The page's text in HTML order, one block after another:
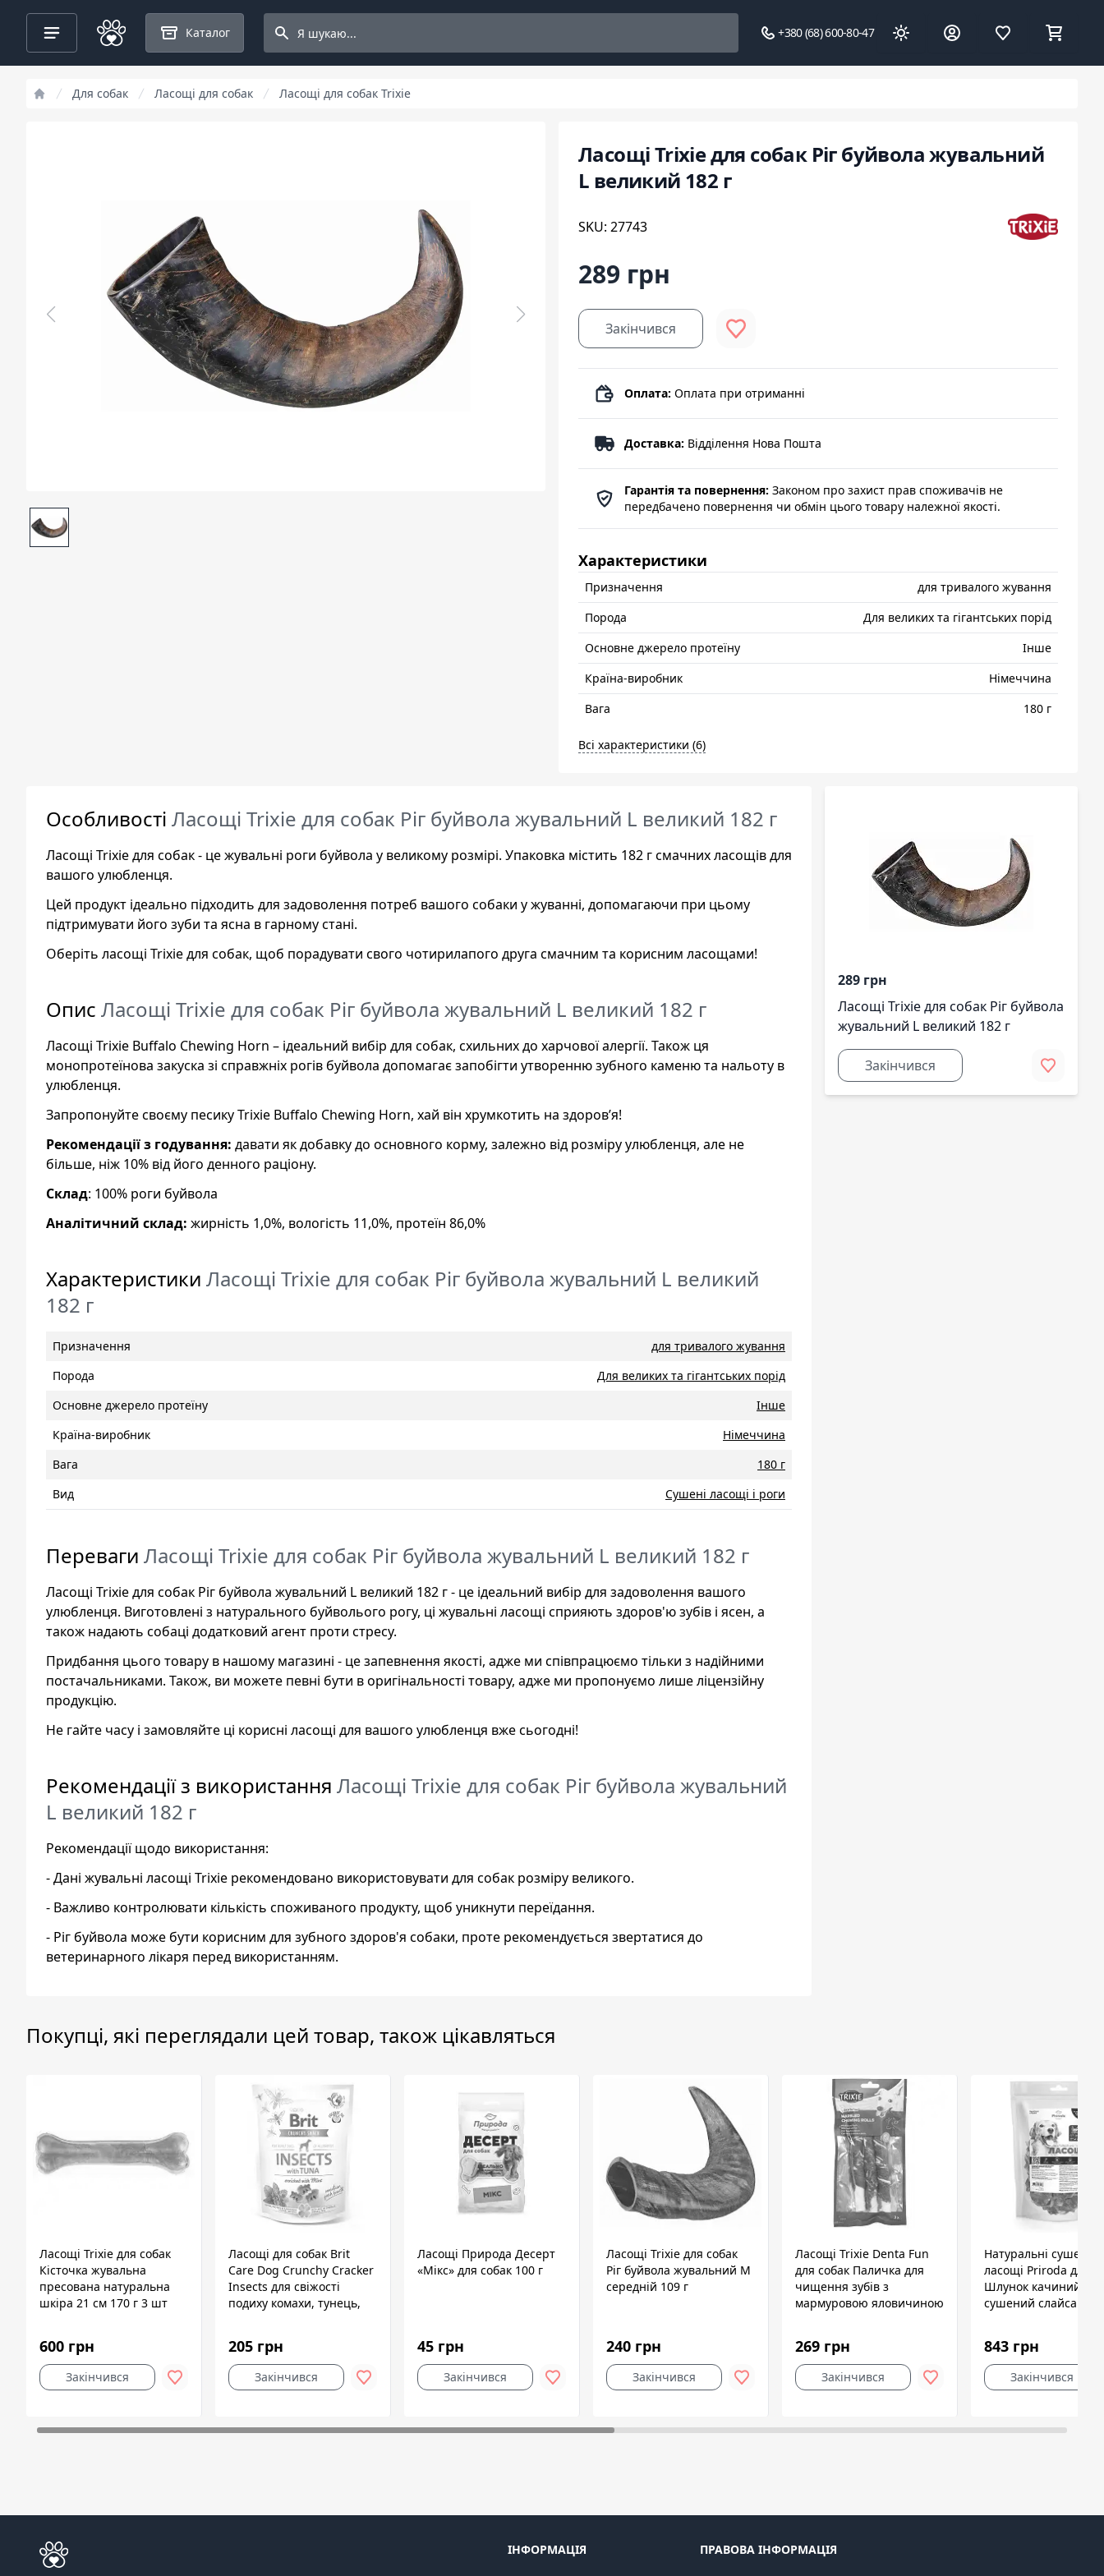
Каталог
Search projects
+380 (68) 600-80-47
Для собак Ласощі для собак Ласощі для собак Trixie
Ласощі Trixie для собак Ріг буйвола жувальний
L великий 182 г
SKU: 27743
289 грн
Закінчився
Оплата: Оплата при отриманні
Доставка: Відділення Нова Пошта
Гарантія та повернення: Законом про захист прав споживачів не
передбачено повернення чи обмін цього товару належної якості.
Характеристики
Призначення
для тривалого жування
Порода
Для великих та гігантських порід
Основне джерело протеїну
Інше
Країна-виробник
Нiмеччина
Вага
180 г
Всі характеристики (6)
Особливості Ласощі Trixie для собак Ріг буйвола жувальний L великий 182 г
Ласощі Trixie для собак - це жувальні роги буйвола у великому розмірі. Упаковка містить 182 г смачних ласощів для
вашого улюбленця.
Цей продукт ідеально підходить для задоволення потреб вашого собаки у жуванні, допомагаючи при цьому
підтримувати його зуби та ясна в гарному стані.
Оберіть ласощі Trixie для собак, щоб порадувати свого чотирилапого друга смачним та корисним ласощами!
Опис Ласощі Trixie для собак Ріг буйвола жувальний L великий 182 г
Ласощі Trixie Buffalo Chewing Horn – ідеальний вибір для собак, схильних до харчової алергії. Також ця
монопротеїнова закуска зі справжніх рогів буйвола допомагає запобігти утворенню зубного каменю та нальоту в
улюбленця.
Запропонуйте своєму песику Trixie Buffalo Chewing Horn, хай він хрумкотить на здоров’я!
Рекомендації з годування: давати як добавку до основного корму, залежно від розміру улюбленця, але не
більше, ніж 10% від його денного раціону.
Склад: 100% роги буйвола
Аналітичний склад: жирність 1,0%, вологість 11,0%, протеїн 86,0%
Характеристики Ласощі Trixie для собак Ріг буйвола жувальний L великий
182 г
Призначення
для тривалого жування
Порода
Для великих та гігантських порід
Основне джерело протеїну
Інше
Країна-виробник
Нiмеччина
Вага
180 г
Вид
Сушені ласощі і роги
Переваги Ласощі Trixie для собак Ріг буйвола жувальний L великий 182 г
Ласощі Trixie для собак Ріг буйвола жувальний L великий 182 г - це ідеальний вибір для задоволення вашого
улюбленця. Виготовлені з натурального буйволього рогу, ці жувальні ласощі сприяють здоров'ю зубів і ясен, а
також надають собаці додатковий агент проти стресу.
Придбання цього товару в нашому магазині - це запевнення якості, адже ми співпрацюємо тільки з надійними
постачальниками. Також, ви можете певні бути в оригінальності товару, адже ми пропонуємо лише ліцензійну
продукцію.
Не гайте часу і замовляйте ці корисні ласощі для вашого улюбленця вже сьогодні!
Рекомендації з використання Ласощі Trixie для собак Ріг буйвола жувальний
L великий 182 г
Рекомендації щодо використання:
- Дані жувальні ласощі Trixie рекомендовано використовувати для собак розміру великого.
- Важливо контролювати кількість споживаного продукту, щоб уникнути переїдання.
- Ріг буйвола може бути корисним для зубного здоров'я собаки, проте рекомендується звертатися до
ветеринарного лікаря перед використанням.
289 грн
Ласощі Trixie для собак Ріг буйвола
жувальний L великий 182 г
Закінчився
Покупці, які переглядали цей товар, також цікавляться
Ласощі Trixie для собак
Кісточка жувальна
пресована натуральна
шкіра 21 см 170 г 3 шт
600 грн
Закінчився
Ласощі для собак Brit
Care Dog Crunchy Cracker
Insects для свіжості
подиху комахи, тунець,
205 грн
Закінчився
Ласощі Природа Десерт
«Мікс» для собак 100 г
45 грн
Закінчився
Ласощі Trixie для собак
Ріг буйвола жувальний M
середній 109 г
240 грн
Закінчився
Ласощі Trixie Denta Fun
для собак Паличка для
чищення зубів з
мармуровою яловичиною
269 грн
Закінчився
Натуральні сушені
ласощі Priroda для
Шлунок качиний
сушений слайсами 1
843 грн
Закінчився
ІНФОРМАЦІЯ ПРАВОВА ІНФОРМАЦІЯ